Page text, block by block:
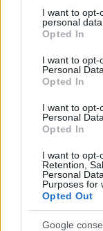
not limited to
grant or deny
use your data for
consent section.
I want to opt-
personal data.
Opted In
I want to opt-
Personal Data.
Opted In
I want to opt-
Personal
Opted In
I want to opt-
Retention,
Personal
Purposes for
Opted Out
Google
από τις πιο
έχει
5. Play Misty